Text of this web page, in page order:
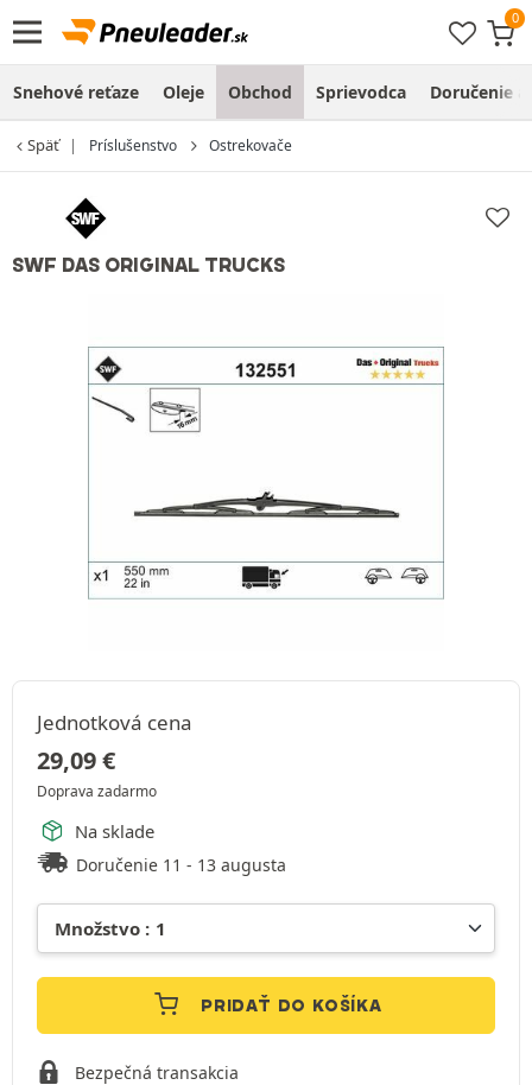
Snehové reťaze Oleje Obchod Sprievodca Doručenie
Späť Príslušenstvo Ostrekovače
SWF DAS ORIGINAL TRUCKS
Jednotková cena
29,09€
Doprava zadarmo
Na sklade
Doručenie 11 - 13 augusta
PRIDAŤ DO KOŠÍKA
Bezpečná transakcia